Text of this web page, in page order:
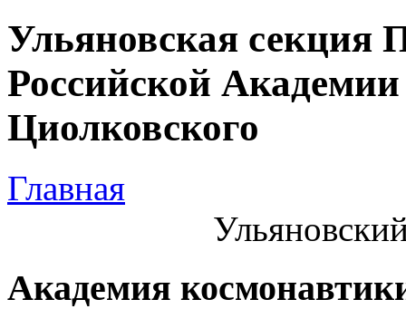
Ульяновская секция
Российской
Циолковского
Главная
Академия